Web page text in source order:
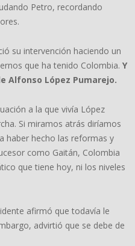
Petro, recordando
su intervención haciendo un
que ha tenido Colombia. Y
Alfonso López Pumarejo.
a la que vivía López
Si miramos atrás diríamos
haber hecho las reformas y
como Gaitán, Colombia
que tiene hoy, ni los niveles
afirmó que todavía le
advirtió que se debe de